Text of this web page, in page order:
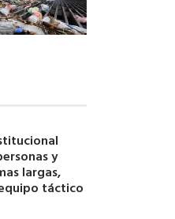
y
largas,
táctico